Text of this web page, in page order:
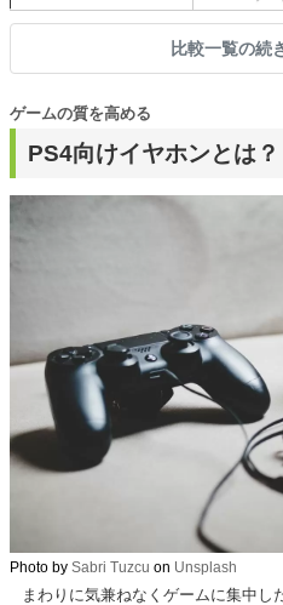
比較一覧の続
PS4向けイヤホンとは？
ゲームの質を高める
Photo by Sabri Tuzcu on Unsplash
まわりに気兼ねなくゲームに集中し